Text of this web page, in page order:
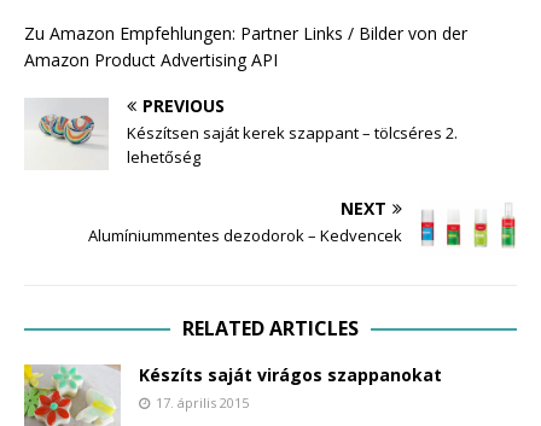
Zu Amazon Empfehlungen: Partner Links / Bilder von der
Amazon Product Advertising API
PREVIOUS
Készítsen saját kerek szappant – tölcséres 2.
lehetőség
NEXT
Alumíniummentes dezodorok – Kedvencek
RELATED ARTICLES
Készíts saját virágos szappanokat
17. április 2015